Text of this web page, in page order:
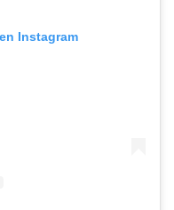
Instagram